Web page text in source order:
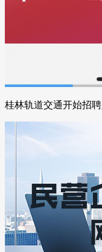
桂林轨道交通开始招